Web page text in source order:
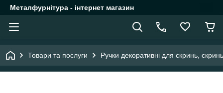
Металфурнітура - інтернет магазин
Товари та послуги Ручки декоративні для скринь,